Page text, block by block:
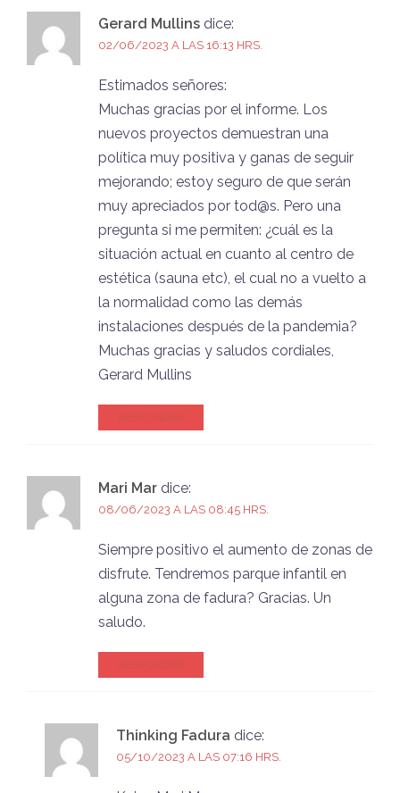
Gerard Mullins dice:
02/06/2023 A LAS 16:13 HRS.
Estimados señores:
Muchas gracias por el informe. Los
nuevos proyectos demuestran una
política muy positiva y ganas de seguir
mejorando; estoy seguro de que serán
muy apreciados por tod@s. Pero una
pregunta si me permiten: ¿cuál es la
situación actual en cuanto al centro de
estética (sauna etc), el cual no a vuelto a
la normalidad como las demás
instalaciones después de la pandemia?
Muchas gracias y saludos cordiales,
Gerard Mullins
Mari Mar dice:
08/06/2023 A LAS 08:45 HRS.
Siempre positivo el aumento de zonas de
disfrute. Tendremos parque infantil en
alguna zona de fadura? Gracias. Un
saludo.
Thinking Fadura dice:
05/10/2023 A LAS 07:16 HRS.